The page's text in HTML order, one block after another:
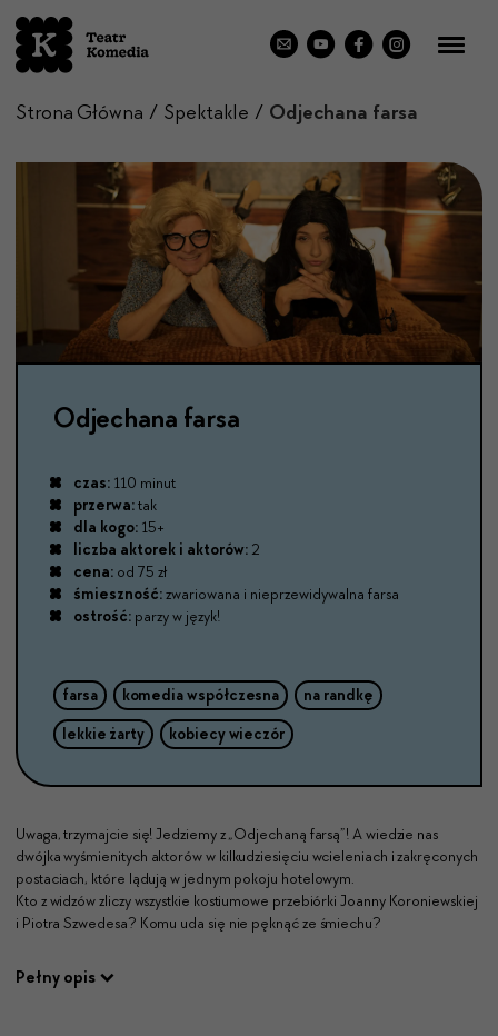
Strona Główna Spektakle Odjechana farsa
Odjechana farsa
czas: 110 minut
przerwa:tak
dla kogo: 15+
liczba aktorek i aktorów: 2
cena: od 75 zł
śmieszność:zwariowana i nieprzewidywalna farsa
ostrość: parzy w język!
farsa komedia współczesna
na randkę
lekkie żarty
kobiecy wieczór
Uwaga, trzymajcie się! Jedziemy z „Odjechaną farsą”! A wiedzie nas
dwójka wyśmienitych aktorów w kilkudziesięciu wcieleniach i zakręconych
postaciach, które lądują w jednym pokoju hotelowym.
Kto z widzów zliczy wszystkie kostiumowe przebiórki Joanny Koroniewskiej
i Piotra Szwedesa? Komu uda się nie pęknąć ze śmiechu?
Pełny opis